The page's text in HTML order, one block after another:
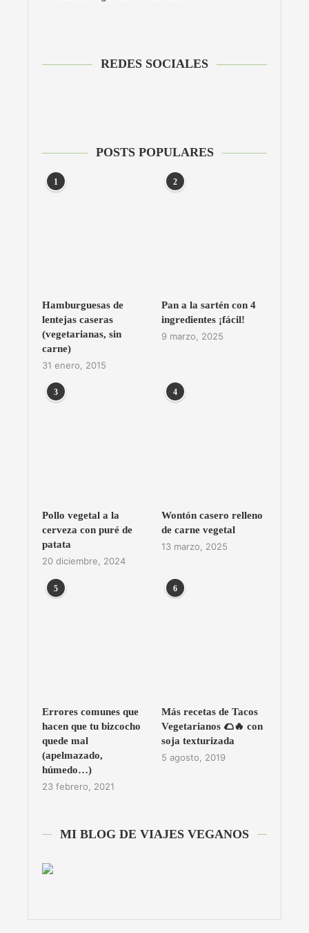
REDES SOCIALES
POSTS POPULARES
1
Hamburguesas de
lentejas caseras
(vegetarianas, sin
carne)
31 enero, 2015
2
Pan a la sartén con 4
ingredientes ¡fácil!
9 marzo, 2025
3
Pollo vegetal a la
cerveza con puré de
patata
20 diciembre, 2024
4
Wontón casero relleno
de carne vegetal
13 marzo, 2025
5
Errores comunes que
hacen que tu bizcocho
quede mal
(apelmazado,
húmedo…)
23 febrero, 2021
6
Más recetas de Tacos
Vegetarianos 🌮🔥 con
soja texturizada
5 agosto, 2019
MI BLOG DE VIAJES VEGANOS